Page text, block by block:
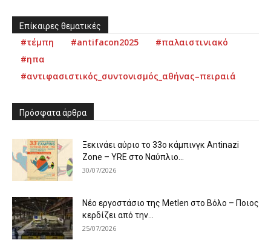
Επίκαιρες θεματικές
#τέμπη #antifacon2025
#παλαιστινιακό
#ηπα
#αντιφασιστικός_συντονισμός_αθήνας–πειραιά
Πρόσφατα άρθρα
Ξεκινάει αύριο το 33ο κάμπινγκ Antinazi
Zone – YRE στο Ναύπλιο...
30/07/2026
Νέο εργοστάσιο της Metlen στο Βόλο – Ποιος
κερδίζει από την...
25/07/2026